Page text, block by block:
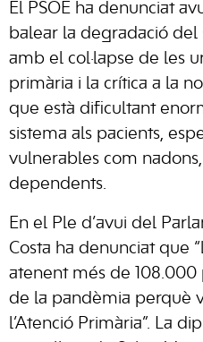
El PSOE ha denunciat
balear la degradació del
amb el col·lapse de les
primària i la crítica a la
que està dificultant
sistema als pacients,
vulnerables com
dependents.
En el Ple d’avui del
Costa ha denunciat que
atenent més de 108.000
de la pandèmia perquè
l’Atenció Primària”. La